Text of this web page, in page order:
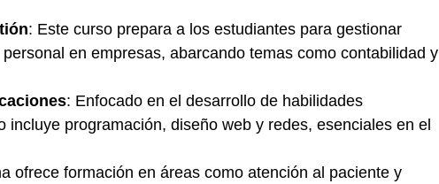
: Este curso prepara a los estudiantes para gestionar
en empresas, abarcando temas como contabilidad y
: Enfocado en el desarrollo de habilidades
incluye programación, diseño web y redes, esenciales en el
ofrece formación en áreas como atención al paciente y